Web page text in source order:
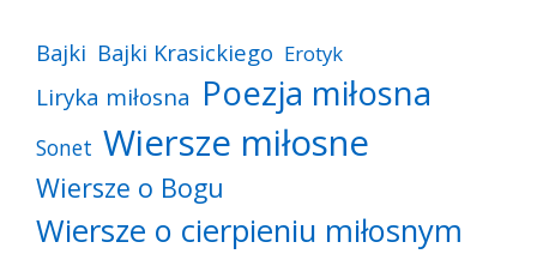
Bajki Bajki Krasickiego Erotyk
Liryka miłosna Poezja miłosna
Sonet Wiersze miłosne
Wiersze o Bogu
Wiersze o cierpieniu miłosnym